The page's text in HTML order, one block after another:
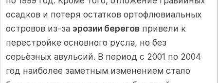
осадков и потеря остатков ортофлювиальных
островов из-за эрозии берегов привели к
перестройке основного русла, но без
серьёзных авульсий. В период с 2001 по 2004
год наиболее заметным изменением стало